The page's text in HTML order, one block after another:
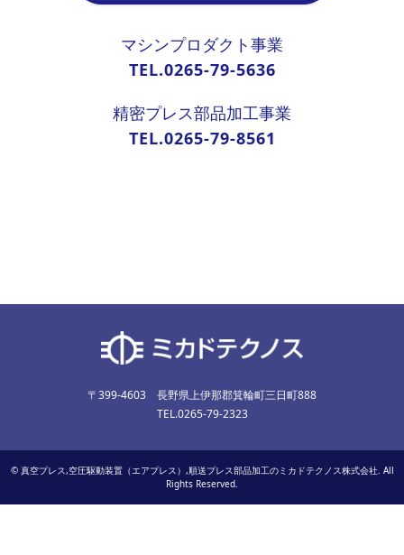
マシンプロダクト事業
TEL.0265-79-5636
精密プレス部品加工事業
TEL.0265-79-8561
〒399-4603 長野県上伊那郡箕輪町三日町888
TEL.0265-79-2323
© 真空プレス,空圧駆動装置（エアプレス）,順送プレス部品加工のミカドテクノス株式会社. All
Rights Reserved.